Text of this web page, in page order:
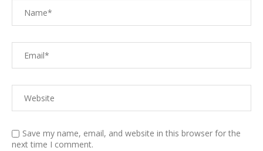
Save my name, email, and website in this browser for the
next time I comment.